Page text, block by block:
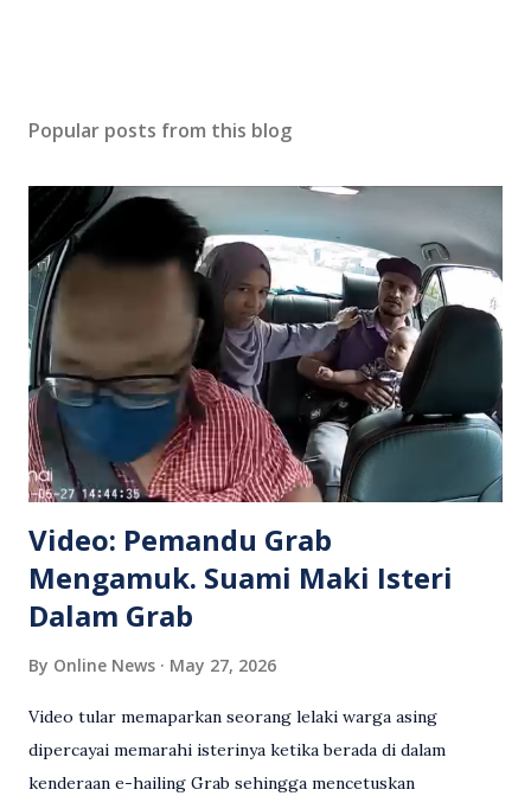
Popular posts from this blog
Video: Pemandu Grab
Mengamuk. Suami Maki Isteri
Dalam Grab
By Online News May 27, 2026
Video tular memaparkan seorang lelaki warga asing
dipercayai memarahi isterinya ketika berada di dalam
kenderaan e-hailing Grab sehingga mencetuskan